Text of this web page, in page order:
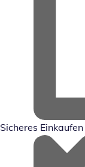
Sicheres Einkaufen